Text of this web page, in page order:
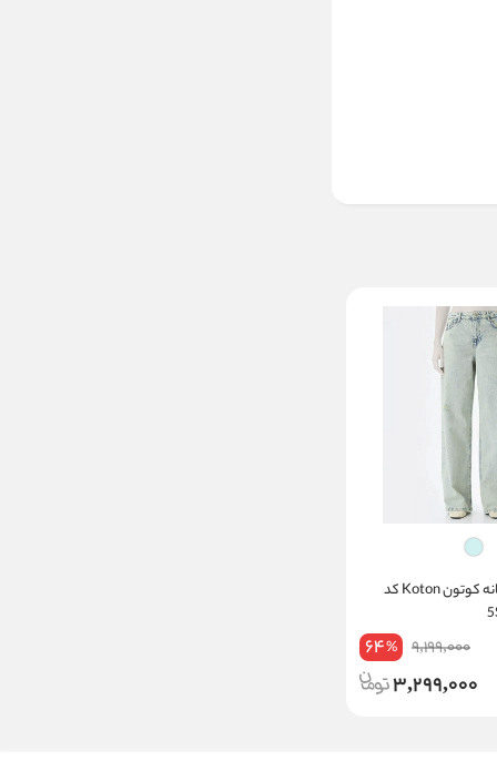
شلوار جین آزاد زنانه کوتون Koton کد
9,199,000
64%
3,299,000